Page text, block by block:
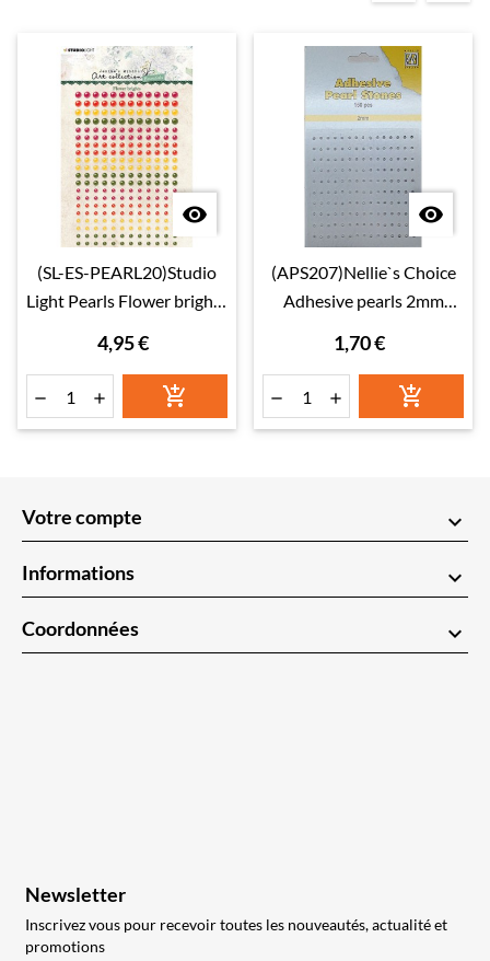

(SL-ES-PEARL20)Studio
Light Pearls Flower brights
4,95 €
  

(APS207)Nellie`s Choice
Adhesive pearls 2mm
1,70 €
  
Votre compte keyboard_arrow_down
Informations keyboard_arrow_down
Coordonnées keyboard_arrow_down
Newsletter
Inscrivez vous pour recevoir toutes les nouveautés, actualité et
promotions